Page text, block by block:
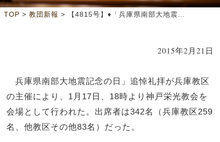
TOP > 教団新報 > 【4815号】♦「兵庫県南部大地震記念の日」追悼礼拝♦ 震災20年で区切ることなく
2015年2月21日
兵庫県南部大地震記念の日」追悼礼拝が兵庫教区
の主催により、1月17日、18時より神戸栄光教会を
会場として行われた。出席者は342名（兵庫教区259
名、他教区その他83名）だった。